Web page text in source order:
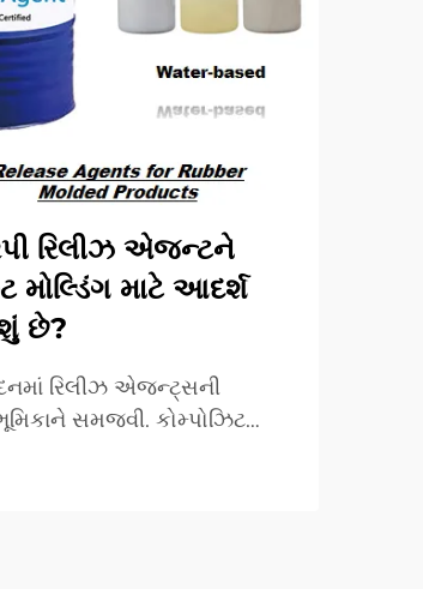
રિલીઝ એજન્ટને
મોલ્ડિંગ માટે આદર્શ
છે?
રિલીઝ એજન્ટ્સની
સમજવી. કોમ્પોઝિટ
સફળતા સુનિશ્ચિત કરવામાં